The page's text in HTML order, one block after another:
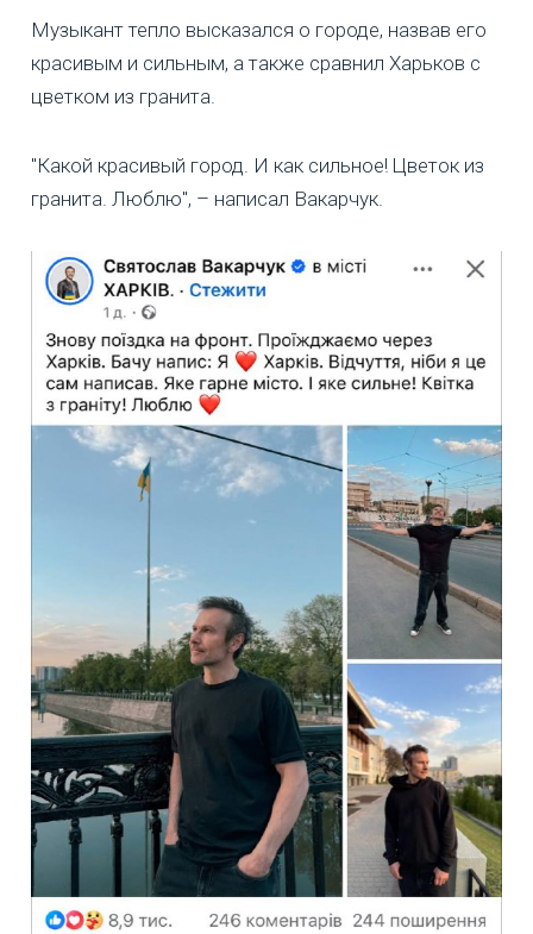
Музыкант тепло высказался о городе, назвав его
красивым и сильным, а также сравнил Харьков с
цветком из гранита.
"Какой красивый город. И как сильное! Цветок из
гранита. Люблю", – написал Вакарчук.